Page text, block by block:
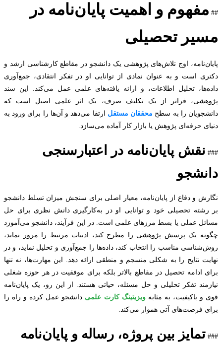
و اهمیت پایان‌نامه در
تحصیلی
اوج تلاش‌های پژوهشی یک دانشجو در مقاطع کارشناسی ارشد و
است و به عنوان نمادی از توانایی او در تفکر انتقادی، جمع‌آوری
تحلیل اطلاعات، و ارائه یافته‌های علمی عمل می‌کند. این سند
فراتر از یک تکلیف صرف، یک اثر علمی اصیل است که
را به سطحمحققان مستقلارتقا می‌دهد و آن‌ها را برای ورود به
حرفه‌ای پژوهش یا بازار کار آماده می‌سازد.
نقش پایان‌نامه در اعتبارسنجی
و دفاع از پایان‌نامه، معیار اصلی برای سنجش میزان تسلط دانشجو
تحصیلی خود و توانایی او در به‌کارگیری دانش نظری برای حل
عملی یا بسط مرزهای علمی است. در این فرآیند، دانشجو می‌آموزد
یک پرسش پژوهشی را مطرح کند، ادبیات مرتبط را مرور نماید،
مناسب را انتخاب کند، داده‌ها را جمع‌آوری و تحلیل نماید، و در
نتایج را به شکلی منسجم و منطقی ارائه دهد. این مهارت‌ها، نه تنها
ادامه تحصیل در مقاطع بالاتر بلکه برای موفقیت در هر حوزه شغلی
تفکر تحلیلی و حل مسئله، حیاتی هستند. از این رو، یک پایان‌نامه
باکیفیت، به مثابهویزیتینگ کارت علمیدانشجو عمل کرده و راه را
فرصت‌های آتی هموار می‌کند.
تمایز بین پروژه، رساله و پایان‌نامه